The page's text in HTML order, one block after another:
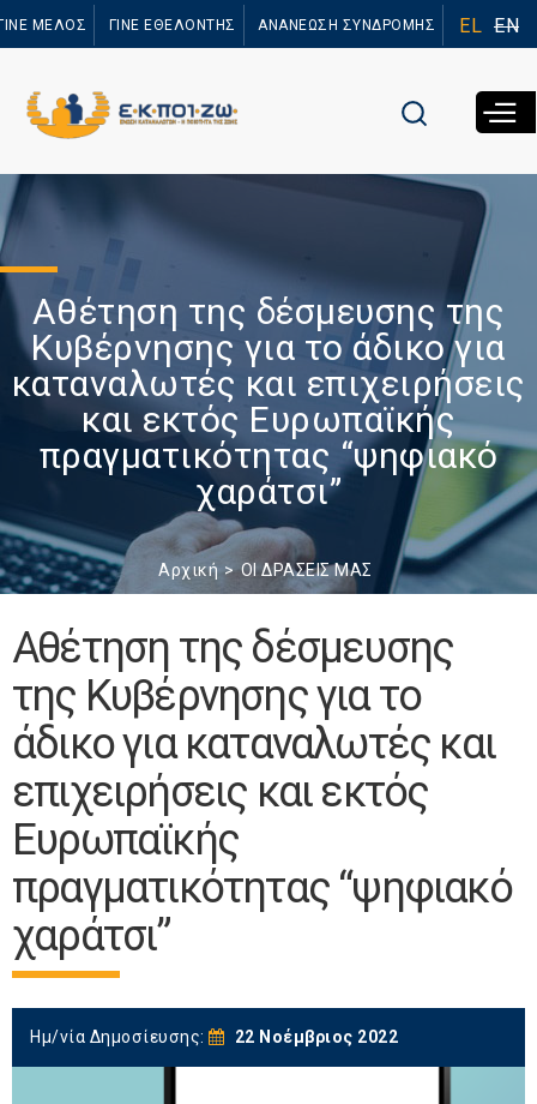
προς το
ΜΕΛΟΣ ΓΙΝΕ ΕΘΕΛΟΝΤΗΣ ΑΝΑΝΕΩΣΗ ΣΥΝΔΡΟΜΗΣ EL EN
Αθέτηση της δέσμευσης της
Κυβέρνησης για το άδικο για
καταναλωτές και επιχειρήσεις
και εκτός Ευρωπαϊκής
πραγματικότητας “ψηφιακό
χαράτσι”
Αρχική ΟΙ ΔΡΑΣΕΙΣ ΜΑΣ
Αθέτηση της δέσμευσης
της Κυβέρνησης για το
άδικο για καταναλωτές και
επιχειρήσεις και εκτός
Ευρωπαϊκής
πραγματικότητας “ψηφιακό
χαράτσι”
Ημ/νία Δημοσίευσης: 22 Νοέμβριος 2022